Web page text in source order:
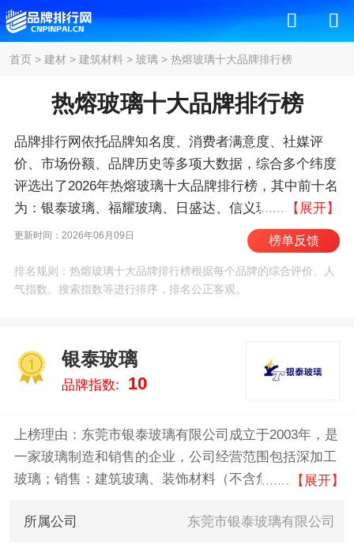
首页 > 建材> 建筑材料> 玻璃 > 热熔玻璃十大品牌排行榜
热熔玻璃十大品牌排行榜
品牌排行网依托品牌知名度、消费者满意度、社媒评
价、市场份额、品牌历史等多项大数据，综合多个纬度
评选出了2026年热熔玻璃十大品牌排行榜，其中前十名
为：银泰玻璃、福耀玻璃、日盛达、信义玻璃/XYG、
南玻/SG、中玻/CNG、耀皮玻璃、台玻、盛世玻璃、洛
玻/CLFG 。我们致力于用最真实的数据告诉您热熔玻璃
什么牌子好，供您参考。
【展开】
更新时间：2026年06月09日 榜单反馈
排名规则：热熔玻璃十大品牌排行榜根据每个品牌的综合评价、人
气指数、搜索指数等进行排序，排名公正客观。
银泰玻璃
品牌指数: 10
上榜理由：东莞市银泰玻璃有限公司成立于2003年，是
一家玻璃制造和销售的企业，公司经营范围包括深加工
玻璃；销售：建筑玻璃、装饰材料（不含危险化学品）
【展开】
所属公司 东莞市银泰玻璃有限公司